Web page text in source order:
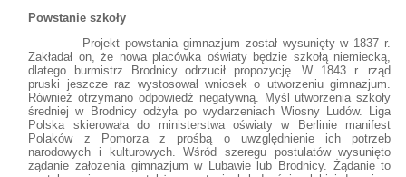
Powstanie szkoły
Projekt powstania gimnazjum został wysunięty w 1837 r.
Zakładał on, że nowa placówka oświaty będzie szkołą niemiecką,
dlatego burmistrz Brodnicy odrzucił propozycję. W 1843 r. rząd
pruski jeszcze raz wystosował wniosek o utworzeniu gimnazjum.
Również otrzymano odpowiedź negatywną. Myśl utworzenia szkoły
średniej w Brodnicy odżyła po wydarzeniach Wiosny Ludów. Liga
Polska skierowała do ministerstwa oświaty w Berlinie manifest
Polaków z Pomorza z prośbą o uwzględnienie ich potrzeb
narodowych i kulturowych. Wśród szeregu postulatów wysunięto
żądanie założenia gimnazjum w Lubawie lub Brodnicy. Żądanie to